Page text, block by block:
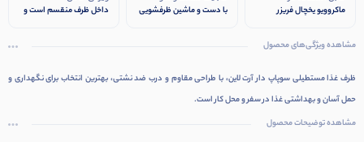
ماکروویو یخچال فریزر با دست و ماشین ظرفشویی
داخل ظرف منقسم است و
یک یا دو طبقه ارای سوپاپ
مشاهده ویژگی‌های محصول
ظرف غذا مستطیلی سوپاپ دار آرت لاین، با طراحی مقاوم و درب ضد نشتی، بهترین انتخاب برای نگهداری و
حمل آسان و بهداشتی غذا در سفر و محل کار است.
مشاهده توضیحات محصول